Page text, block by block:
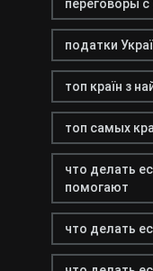
переговоры
податки
топ країн з
топ самых
что делать
помогают
что делать